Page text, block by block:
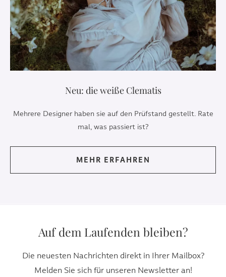
Neu: die weiße Clematis
Mehrere Designer haben sie auf den Prüfstand gestellt. Rate
mal, was passiert ist?
MEHR ERFAHREN
Auf dem Laufenden bleiben?
Die neuesten Nachrichten direkt in Ihrer Mailbox?
Melden Sie sich für unseren Newsletter an!